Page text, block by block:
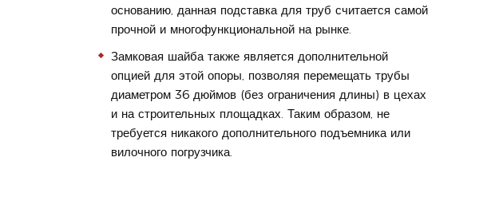
основанию, данная подставка для труб считается самой
прочной и многофункциональной на рынке.
Замковая шайба также является дополнительной
опцией для этой опоры, позволяя перемещать трубы
диаметром 36 дюймов (без ограничения длины) в цехах
и на строительных площадках. Таким образом, не
требуется никакого дополнительного подъемника или
вилочного погрузчика.